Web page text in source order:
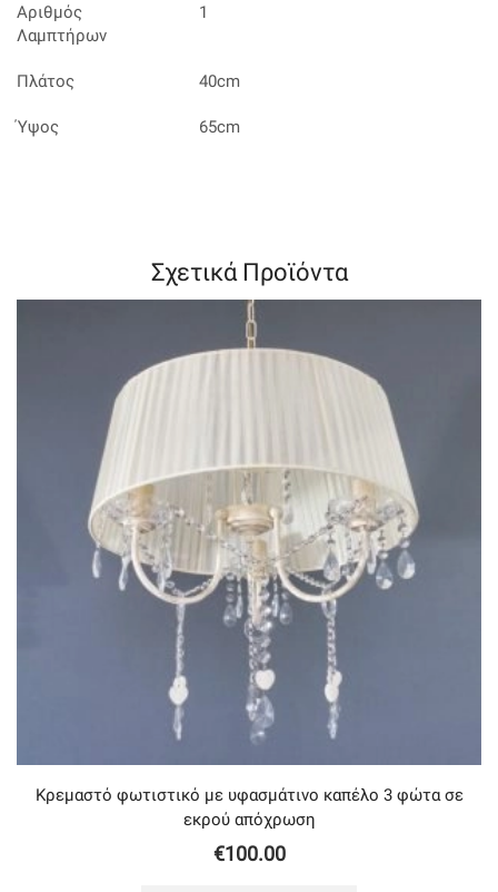
Αριθμός
Λαμπτήρων
1
Πλάτος 40cm
Ύψος 65cm
Σχετικά Προϊόντα
Κρεμαστό φωτιστικό με υφασμάτινο καπέλο 3 φώτα σε
εκρού απόχρωση
€100.00